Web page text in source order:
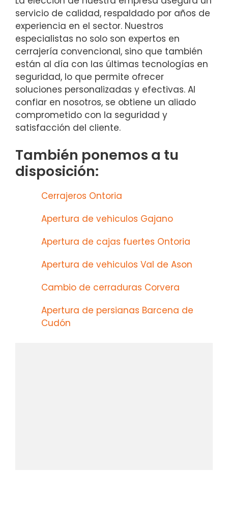
servicio de calidad, respaldado por años de
experiencia en el sector. Nuestros
especialistas no solo son expertos en
cerrajería convencional, sino que también
están al día con las últimas tecnologías en
seguridad, lo que permite ofrecer
soluciones personalizadas y efectivas. Al
confiar en nosotros, se obtiene un aliado
comprometido con la seguridad y
satisfacción del cliente.
También ponemos a tu
disposición:
Cerrajeros Ontoria
Apertura de vehiculos Gajano
Apertura de cajas fuertes Ontoria
Apertura de vehiculos Val de Ason
Cambio de cerraduras Corvera
Apertura de persianas Barcena de
Cudón